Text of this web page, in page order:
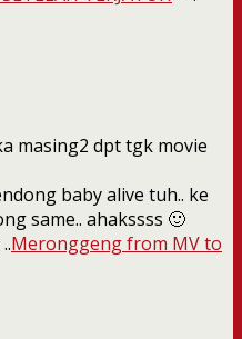
masing2 dpt tgk movie
baby alive tuh.. ke
same.. ahakssss 🙂
Meronggeng from MV to